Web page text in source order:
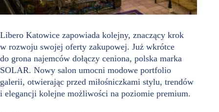
Libero Katowice zapowiada kolejny, znaczący krok
w rozwoju swojej oferty zakupowej. Już wkrótce
do grona najemców dołączy ceniona, polska marka
SOLAR. Nowy salon umocni modowe portfolio
galerii, otwierając przed miłośniczkami stylu, trendów
i elegancji kolejne możliwości na poziomie premium.